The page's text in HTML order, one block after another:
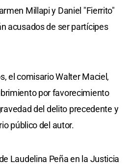
Millapi y Daniel "Fierrito"
acusados de ser partícipes
el comisario Walter Maciel,
por favorecimiento
del delito precedente y
público del autor.
Laudelina Peña en la Justicia